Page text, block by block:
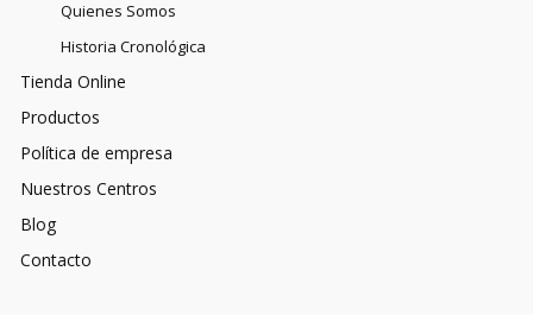
Quienes Somos
Historia Cronológica
Tienda Online
Productos
Política de empresa
Nuestros Centros
Blog
Contacto